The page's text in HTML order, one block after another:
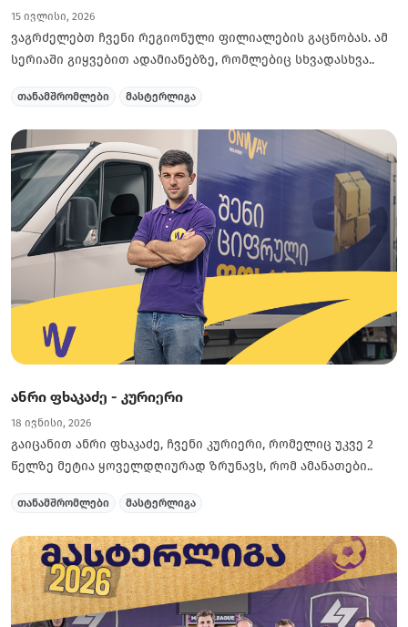
15 ივლისი, 2026
ვაგრძელებთ ჩვენი რეგიონული ფილიალების გაცნობას. ამ
სერიაში გიყვებით ადამიანებზე, რომლებიც სხვადასხვა..
თანამშრომლები მასტერლიგა
ანრი ფხაკაძე - კურიერი
18 ივნისი, 2026
გაიცანით ანრი ფხაკაძე, ჩვენი კურიერი, რომელიც უკვე 2
წელზე მეტია ყოველდღიურად ზრუნავს, რომ ამანათები..
თანამშრომლები მასტერლიგა